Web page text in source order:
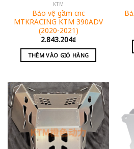
KTM
Bảo vệ gầm cnc
MTKRACING KTM 390ADV
(2020-2021)
2.843.204₫
THÊM VÀO GIỎ HÀNG